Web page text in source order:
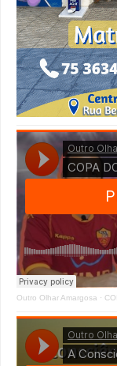
Outro Olhar Amargosa ·